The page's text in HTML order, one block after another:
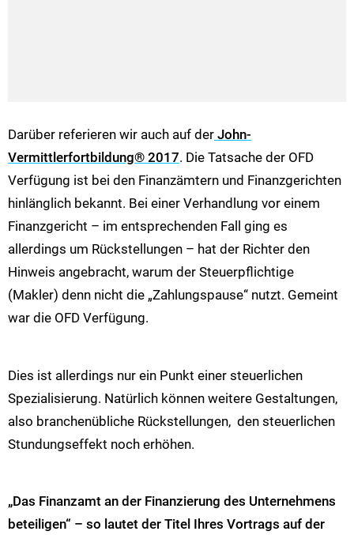
Darüber referieren wir auch auf der John-
Vermittlerfortbildung® 2017. Die Tatsache der OFD
Verfügung ist bei den Finanzämtern und Finanzgerichten
hinlänglich bekannt. Bei einer Verhandlung vor einem
Finanzgericht – im entsprechenden Fall ging es
allerdings um Rückstellungen – hat der Richter den
Hinweis angebracht, warum der Steuerpflichtige
(Makler) denn nicht die „Zahlungspause“ nutzt. Gemeint
war die OFD Verfügung.
Dies ist allerdings nur ein Punkt einer steuerlichen
Spezialisierung. Natürlich können weitere Gestaltungen,
also branchenübliche Rückstellungen, den steuerlichen
Stundungseffekt noch erhöhen.
„Das Finanzamt an der Finanzierung des Unternehmens
beteiligen“ – so lautet der Titel Ihres Vortrags auf der